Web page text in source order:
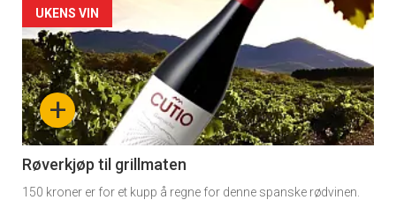
Forsiden
akkurat
nå
-
4
+
UKENS VIN
Røverkjøp til grillmaten
150 kroner er for et kupp å regne for denne spanske rødvinen.